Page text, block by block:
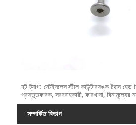
হট ট্যাগ: স্টেইনলেস স্টীল কাউন্টারসঙ্ক টরক্স হেড
প্রস্তুতকারক, সরবরাহকারী, কারখানা, বিনামূল্যের
সম্পর্কিত বিভাগ